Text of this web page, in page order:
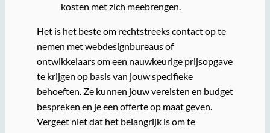
kosten met zich meebrengen.
Het is het beste om rechtstreeks contact op te
nemen met webdesignbureaus of
ontwikkelaars om een nauwkeurige prijsopgave
te krijgen op basis van jouw specifieke
behoeften. Ze kunnen jouw vereisten en budget
bespreken en je een offerte op maat geven.
Vergeet niet dat het belangrijk is om te